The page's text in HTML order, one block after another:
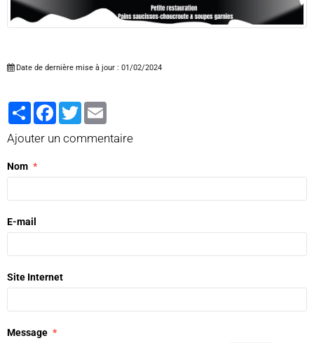
Date de dernière mise à jour : 01/02/2024
PartagerFacebook
Twitter
Ajouter un commentaire
Nom
E-mail
Site Internet
Message